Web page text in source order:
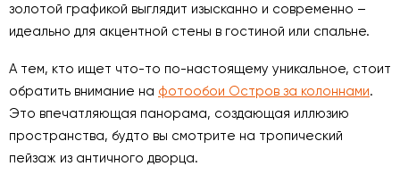
золотой графикой выглядит изысканно и современно –
идеально для акцентной стены в гостиной или спальне.
А тем, кто ищет что-то по-настоящему уникальное, стоит
обратить внимание на фотообои Остров за колоннами.
Это впечатляющая панорама, создающая иллюзию
пространства, будто вы смотрите на тропический
пейзаж из античного дворца.